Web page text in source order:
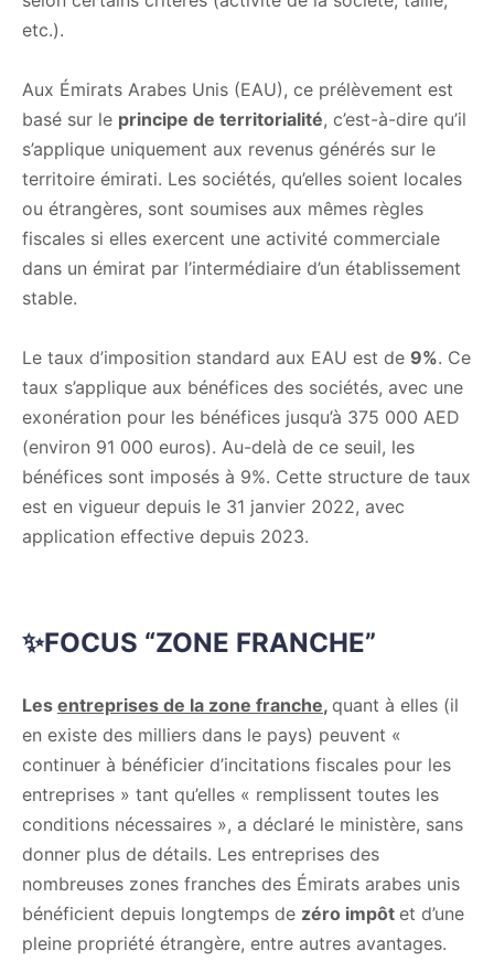
etc.).
Aux Émirats Arabes Unis (EAU), ce prélèvement est
basé sur le principe de territorialité, c’est-à-dire qu’il
s’applique uniquement aux revenus générés sur le
territoire émirati. Les sociétés, qu’elles soient locales
ou étrangères, sont soumises aux mêmes règles
fiscales si elles exercent une activité commerciale
dans un émirat par l’intermédiaire d’un établissement
stable.
Le taux d’imposition standard aux EAU est de 9%. Ce
taux s’applique aux bénéfices des sociétés, avec une
exonération pour les bénéfices jusqu’à 375 000 AED
(environ 91 000 euros). Au-delà de ce seuil, les
bénéfices sont imposés à 9%. Cette structure de taux
est en vigueur depuis le 31 janvier 2022, avec
application effective depuis 2023.
✨FOCUS “ZONE FRANCHE”
Les entreprises de la zone franche, quant à elles (il
en existe des milliers dans le pays) peuvent «
continuer à bénéficier d’incitations fiscales pour les
entreprises » tant qu’elles « remplissent toutes les
conditions nécessaires », a déclaré le ministère, sans
donner plus de détails. Les entreprises des
nombreuses zones franches des Émirats arabes unis
bénéficient depuis longtemps de zéro impôt et d’une
pleine propriété étrangère, entre autres avantages.